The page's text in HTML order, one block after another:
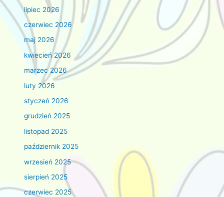
lipiec 2026
czerwiec 2026
maj 2026
kwiecień 2026
marzec 2026
luty 2026
styczeń 2026
grudzień 2025
listopad 2025
październik 2025
wrzesień 2025
sierpień 2025
czerwiec 2025